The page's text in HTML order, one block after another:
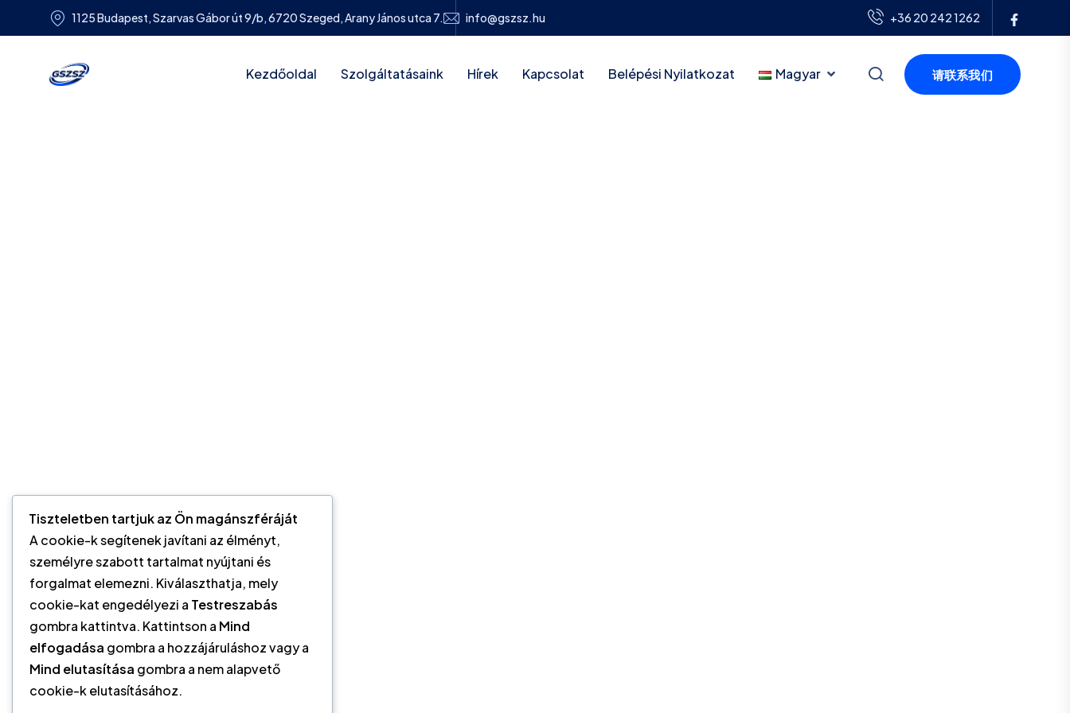
1125 Budapest, Szarvas Gábor út 9/b, 6720 Szeged, Arany János utca 7. info@gszsz.hu +36 20 242 1262
Kezdőoldal Szolgáltatásaink Hírek Kapcsolat Belépési Nyilatkozat Magyar 请联系我们
Tiszteletben tartjuk az Ön magánszféráját
A cookie-k segítenek javítani az élményt,
személyre szabott tartalmat nyújtani és
forgalmat elemezni. Kiválaszthatja, mely
cookie-kat engedélyezi a Testreszabás
gombra kattintva. Kattintson a Mind
elfogadása gombra a hozzájáruláshoz vagy a
Mind elutasítása gombra a nem alapvető
cookie-k elutasításához.